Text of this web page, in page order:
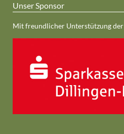
Unser Sponsor
Mit freundlicher Unterstützung der